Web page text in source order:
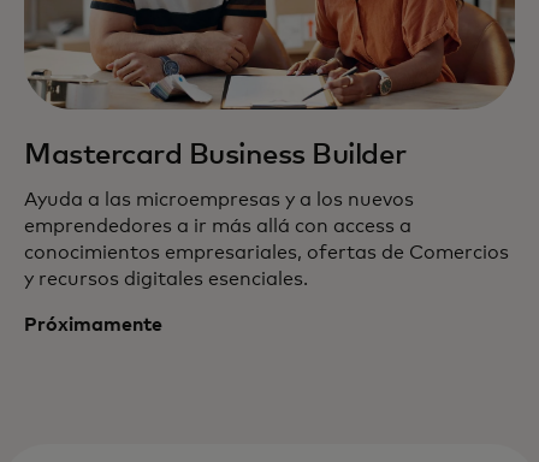
Mastercard Business Builder
Ayuda a las microempresas y a los nuevos
emprendedores a ir más allá con access a
conocimientos empresariales, ofertas de Comercios
y recursos digitales esenciales.
Próximamente